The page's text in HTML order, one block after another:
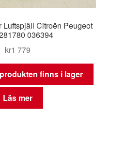
Luftspjäll Citroën Peugeot
036394
kr1 779
finns i lager
Läs mer